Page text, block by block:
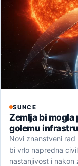
SUNCE
Zemlja bi mogla
golemu
Novi znanstveni rad
bi vrlo napredna
nastanjivost i